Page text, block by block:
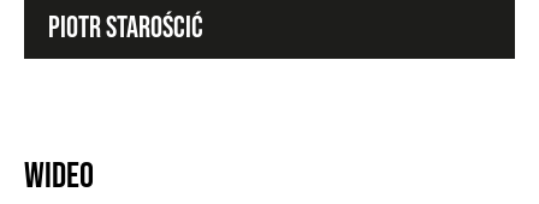
PIOTR STAROŚCIĆ
Wideo